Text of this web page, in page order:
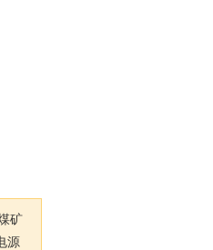
矿
源